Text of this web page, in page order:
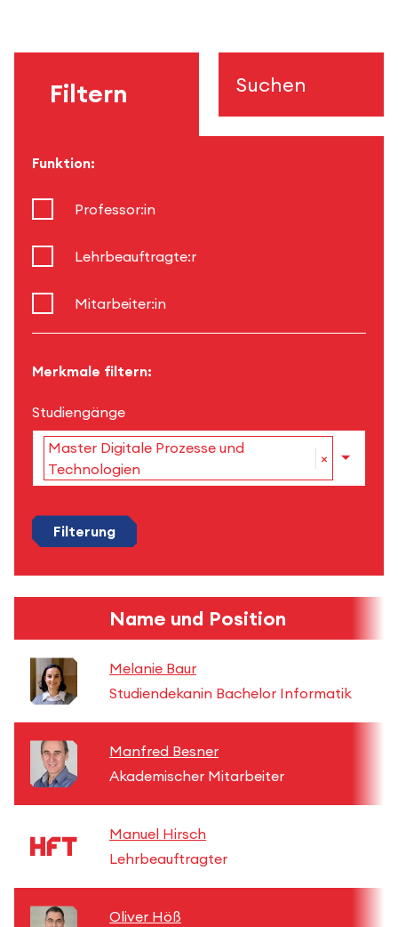
Filtern Suchen
Funktion:
Professor:in
Lehrbeauftragte:r
Mitarbeiter:in
Merkmale filtern:
Studiengänge
Master Digitale Prozesse und
Technologien
×
Filterung
Name und Position
Melanie Baur
Studiendekanin Bachelor Informatik
Manfred Besner
Akademischer Mitarbeiter
Manuel Hirsch
Lehrbeauftragter
Oliver Höß